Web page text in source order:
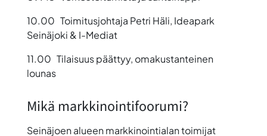
10.00 Toimitusjohtaja Petri Häli, Ideapark
Seinäjoki & I-Mediat
11.00 Tilaisuus päättyy, omakustanteinen
lounas
Mikä markkinointifoorumi?
Seinäjoen alueen markkinointialan toimijat